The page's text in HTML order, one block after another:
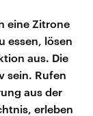
eine Zitrone
essen, lösen
aus. Die
sein. Rufen
aus der
erleben